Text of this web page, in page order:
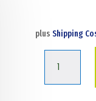
plus Shipping